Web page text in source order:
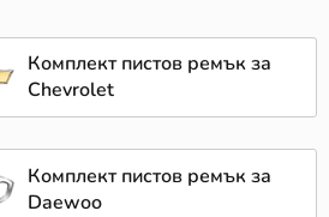
Комплект пистов ремък за
Chevrolet
Комплект пистов ремък за
Daewoo